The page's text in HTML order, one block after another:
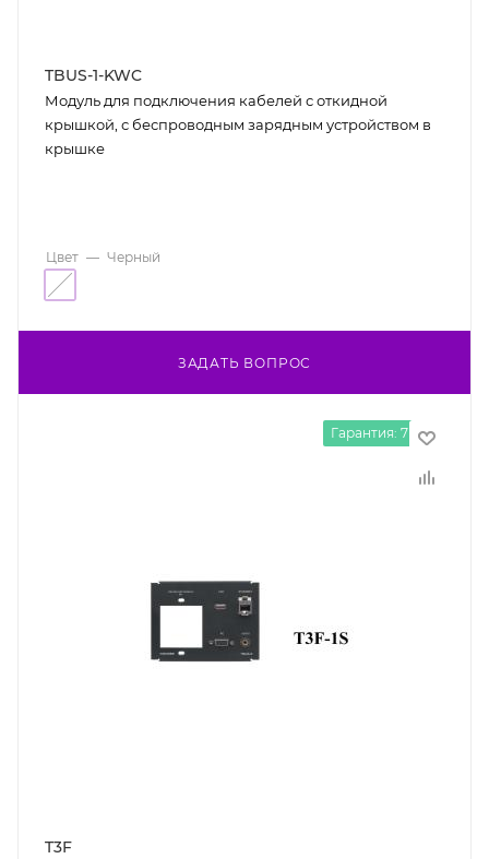
TBUS-1-KWC
Модуль для подключения кабелей с откидной
крышкой, с беспроводным зарядным устройством в
крышке
ЗАДАТЬ ВОПРОС
Цвет — Черный
Гарантия: 7 лет
T3F